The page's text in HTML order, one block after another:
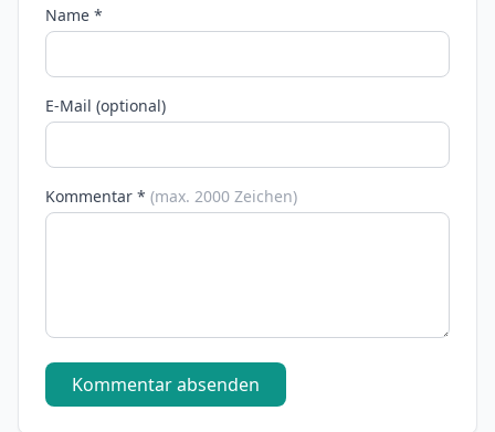
Name *
E-Mail (optional)
Kommentar * (max. 2000 Zeichen)
Kommentar absenden